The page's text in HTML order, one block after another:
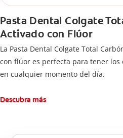
Pasta Dental Colgate
Activado con Flúor
La Pasta Dental Colgate Total
con flúor es perfecta para tener
en cualquier momento del día.
Descubra más